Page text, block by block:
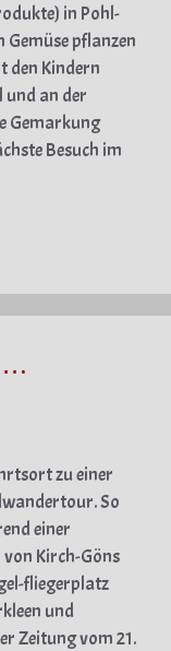
in Pohl-
Gemüse pflanzen
den Kindern
und an der
Gemarkung
Besuch im
…
zu einer
So
einer
Kirch-Göns
fliegerplatz
und
Zeitung vom 21.